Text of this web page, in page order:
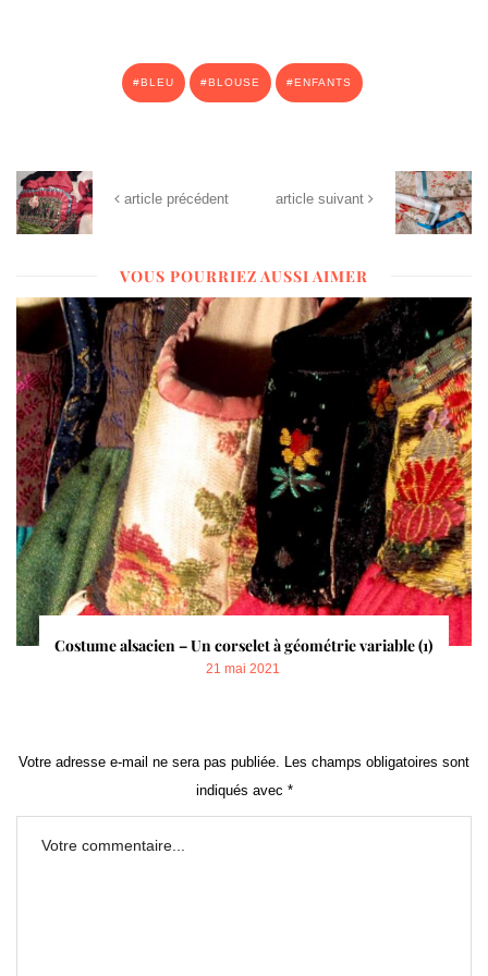
BLEU BLOUSE ENFANTS
article précédent article suivant
VOUS POURRIEZ AUSSI AIMER
Costume alsacien – Un corselet à géométrie variable (1)
POSTED
21 mai 2021
Votre adresse e-mail ne sera pas publiée. Les champs obligatoires sont
indiqués avec *